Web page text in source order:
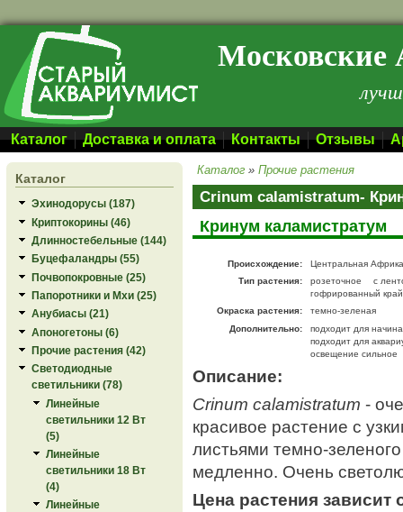
Перейти к основному содержанию Московские
Каталог Доставка и оплата Контакты Отзывы
Каталог
Эхинодорусы (187)
Криптокорины (46)
Длинностебельные (144)
Буцефаландры (55)
Почвопокровные (25)
Папоротники и Мхи (25)
Анубиасы (21)
Апоногетоны (6)
Прочие растения (42)
Светодиодные
светильники (78)
Линейные
светильники 12 Вт
(5)
Линейные
светильники 18 Вт
(4)
Линейные
Каталог »Прочие растения
Crinum calamistratum-
Кринум каламистратум
Происхождение:
Центральная
Тип растения:
розеточное
с
гофрированный
Окраска растения:
темно-зеленая
Дополнительно:
подходит для
подходит для
освещение сильное
Описание:
Crinum calamistratum-
красивое растение с
листьями темно-
медленно. Очень
Цена растения зависит